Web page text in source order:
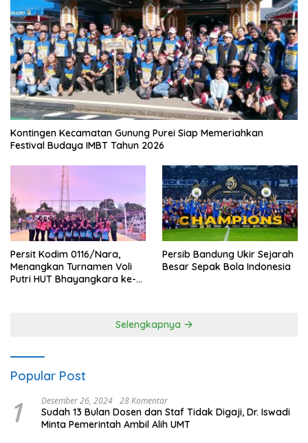
Kontingen Kecamatan Gunung Purei Siap Memeriahkan
Festival Budaya IMBT Tahun 2026
Persit Kodim 0116/Nara,
Menangkan Turnamen Voli
Putri HUT Bhayangkara ke-
Persib Bandung Ukir Sejarah
Besar Sepak Bola Indonesia
Selengkapnya
Popular Post
1 Desember 26, 2024 28 Komentar
Sudah 13 Bulan Dosen dan Staf Tidak Digaji, Dr. Iswadi
Minta Pemerintah Ambil Alih UMT